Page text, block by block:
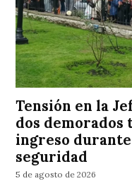
Tensión en la
dos
ingreso
seguridad
5 de agosto de 2026